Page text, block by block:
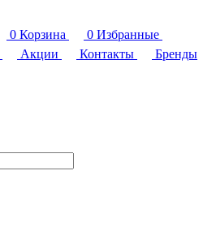
0 Корзина 0 Избранные
Акции Контакты
Бренды